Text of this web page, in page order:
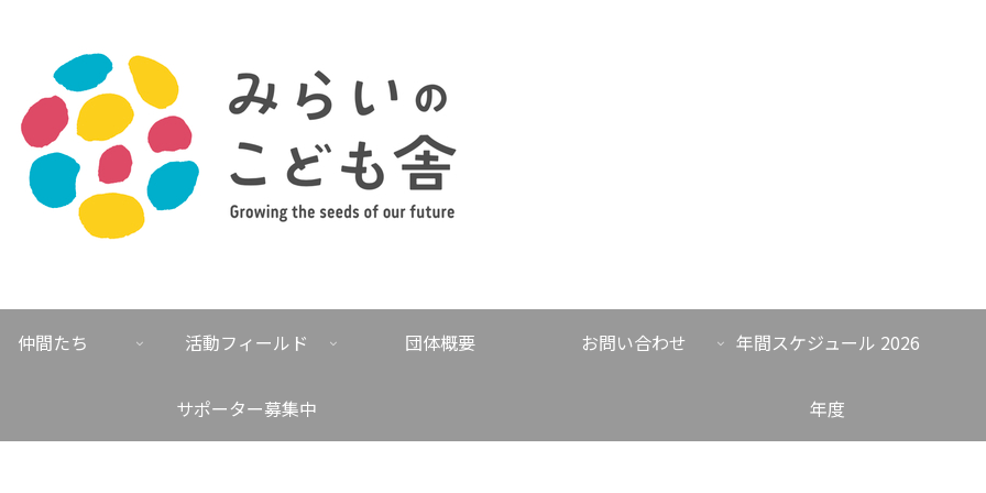
仲間たち 活動フィールド 団体概要 お問い合わせ 年間スケジュール 2026
年度
サポーター募集中